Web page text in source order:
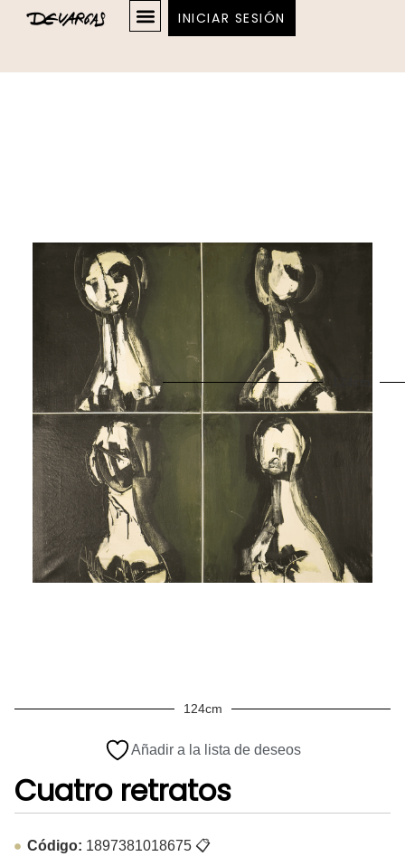
INICIAR SESIÓN
124cm
Añadir a la lista de deseos
Cuatro retratos
Código: 1897381018675📋